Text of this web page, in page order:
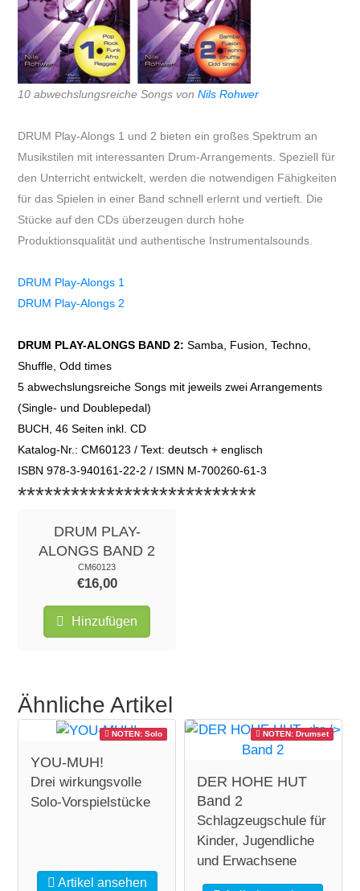
Vokal
10 abwechslungsreiche Songs vonNils Rohwer
DRUM Play-Alongs 1 und 2 bieten ein großes Spektrum an
Musikstilen mit interessanten Drum-Arrangements. Speziell für
den Unterricht entwickelt, werden die notwendigen Fähigkeiten
für das Spielen in einer Band schnell erlernt und vertieft. Die
Stücke auf den CDs überzeugen durch hohe
Produktionsqualität und authentische Instrumentalsounds.
DRUM Play-Alongs 1
DRUM Play-Alongs 2
DRUM PLAY-ALONGS BAND 2: Samba, Fusion, Techno,
Shuffle, Odd times
5 abwechslungsreiche Songs mit jeweils zwei Arrangements
(Single- und Doublepedal)
BUCH, 46 Seiten inkl. CD
Katalog-Nr.: CM60123 / Text: deutsch + englisch
ISBN 978-3-940161-22-2 / ISMN M-700260-61-3
***************************
DRUM PLAY-
ALONGS BAND 2
CM60123
€16,00
Hinzufügen
Ähnliche Artikel
NOTEN: Solo
YOU-MUH!
Drei wirkungsvolle
Solo-Vorspielstücke
Artikel ansehen
NOTEN: Drumset
DER HOHE HUT
Band 2
Schlagzeugschule für
Kinder, Jugendliche
und Erwachsene